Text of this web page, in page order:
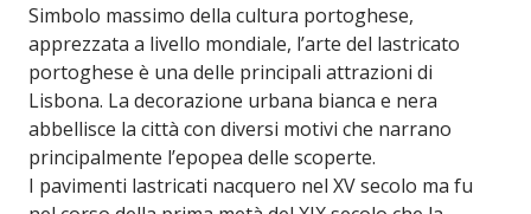
Simbolo massimo della cultura portoghese,
apprezzata a livello mondiale, l’arte del lastricato
portoghese è una delle principali attrazioni di
Lisbona. La decorazione urbana bianca e nera
abbellisce la città con diversi motivi che narrano
principalmente l’epopea delle scoperte.
I pavimenti lastricati nacquero nel XV secolo ma fu